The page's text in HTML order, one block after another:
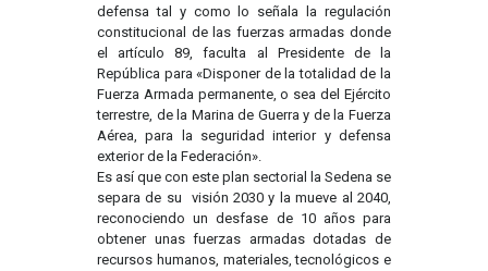
defensa tal y como lo señala la regulación
constitucional de las fuerzas armadas donde
el artículo 89, faculta al Presidente de la
República para «Disponer de la totalidad de la
Fuerza Armada permanente, o sea del Ejército
terrestre, de la Marina de Guerra y de la Fuerza
Aérea, para la seguridad interior y defensa
exterior de la Federación».
Es así que con este plan sectorial la Sedena se
separa de su visión 2030 y la mueve al 2040,
reconociendo un desfase de 10 años para
obtener unas fuerzas armadas dotadas de
recursos humanos, materiales, tecnológicos e